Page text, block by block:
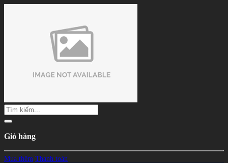
Giỏ hàng
Mua thêm Thanh toán